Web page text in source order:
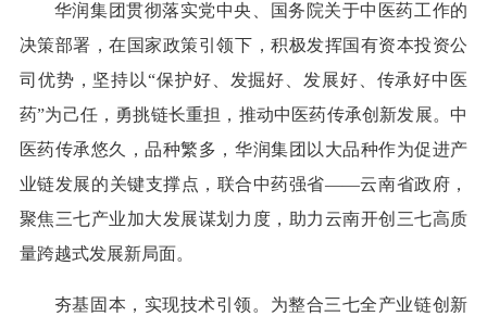
华润集团贯彻落实党中央、国务院关于中医药工作的
决策部署，在国家政策引领下，积极发挥国有资本投资公
司优势，坚持以“保护好、发掘好、发展好、传承好中医
药”为己任，勇挑链长重担，推动中医药传承创新发展。中
医药传承悠久，品种繁多，华润集团以大品种作为促进产
业链发展的关键支撑点，联合中药强省——云南省政府，
聚焦三七产业加大发展谋划力度，助力云南开创三七高质
量跨越式发展新局面。
夯基固本，实现技术引领。为整合三七全产业链创新